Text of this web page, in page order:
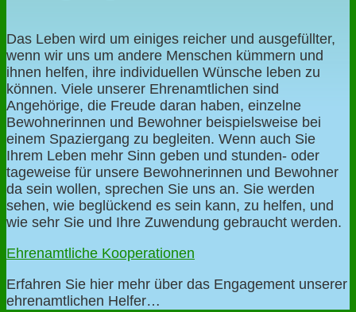
Das Leben wird um einiges reicher und ausgefüllter,
wenn wir uns um andere Menschen kümmern und
ihnen helfen, ihre individuellen Wünsche leben zu
können. Viele unserer Ehrenamtlichen sind
Angehörige, die Freude daran haben, einzelne
Bewohnerinnen und Bewohner beispielsweise bei
einem Spaziergang zu begleiten. Wenn auch Sie
Ihrem Leben mehr Sinn geben und stunden- oder
tageweise für unsere Bewohnerinnen und Bewohner
da sein wollen, sprechen Sie uns an. Sie werden
sehen, wie beglückend es sein kann, zu helfen, und
wie sehr Sie und Ihre Zuwendung gebraucht werden.
Ehrenamtliche Kooperationen
Erfahren Sie hier mehr über das Engagement unserer
ehrenamtlichen Helfer…